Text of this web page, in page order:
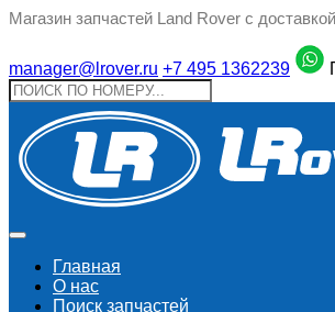
Магазин запчастей Land Rover с
manager@lrover.ru +7 495 1362239
Главная
О нас
Поиск запчастeй